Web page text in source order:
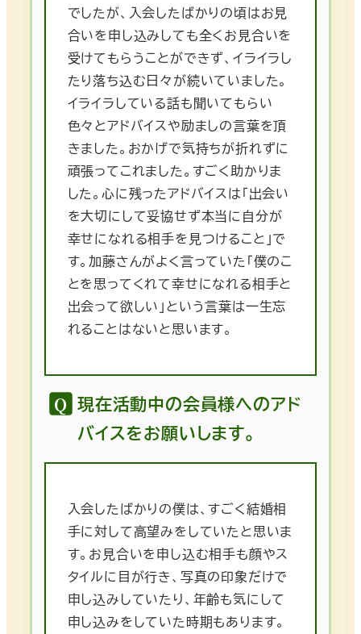
でしたが、入会したばかりの頃はお見
合いを申し込みしても全くお見合いを
受けてもらうことができず、イライラし
たり落ち込む日々が続いていました。
イライラしている話も聞いてもらい
色々とアドバイスや励ましの言葉を頂
きました。おかげで気持ちが折れずに
頑張ってこれました。すごく助かりま
した。心に残ったアドバイスは「出会い
を大切にして妥協せず本当に自分が
幸せになれる相手を見つけること」で
す。加藤さんがよく言っていた「僕のこ
とを思ってくれて幸せになれる相手と
出会って欲しい」という言葉は一生忘
れることはないと思います。
現在活動中の会員様へのアド
バイスをお願いします。
入会したばかりの僕は、すごく結婚相
手に対して高望みをしていたと思いま
す。お見合いを申し込む相手も顔やス
タイルに目が行き、写真の印象だけで
申し込みしていたり、年齢も気にして
申し込みをしていた時期もあります。